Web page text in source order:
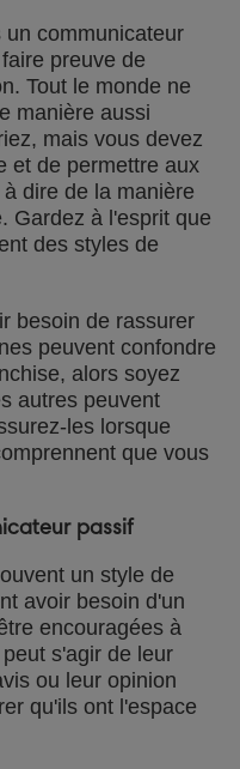
communicateur
preuve de
Tout le monde ne
manière aussi
mais vous devez
et de permettre aux
dire de la manière
Gardez à l'esprit que
des styles de
besoin de rassurer
peuvent confondre
alors soyez
autres peuvent
les lorsque
que vous
passif
un style de
avoir besoin d'un
encouragées à
s'agir de leur
ou leur opinion
qu'ils ont l'espace